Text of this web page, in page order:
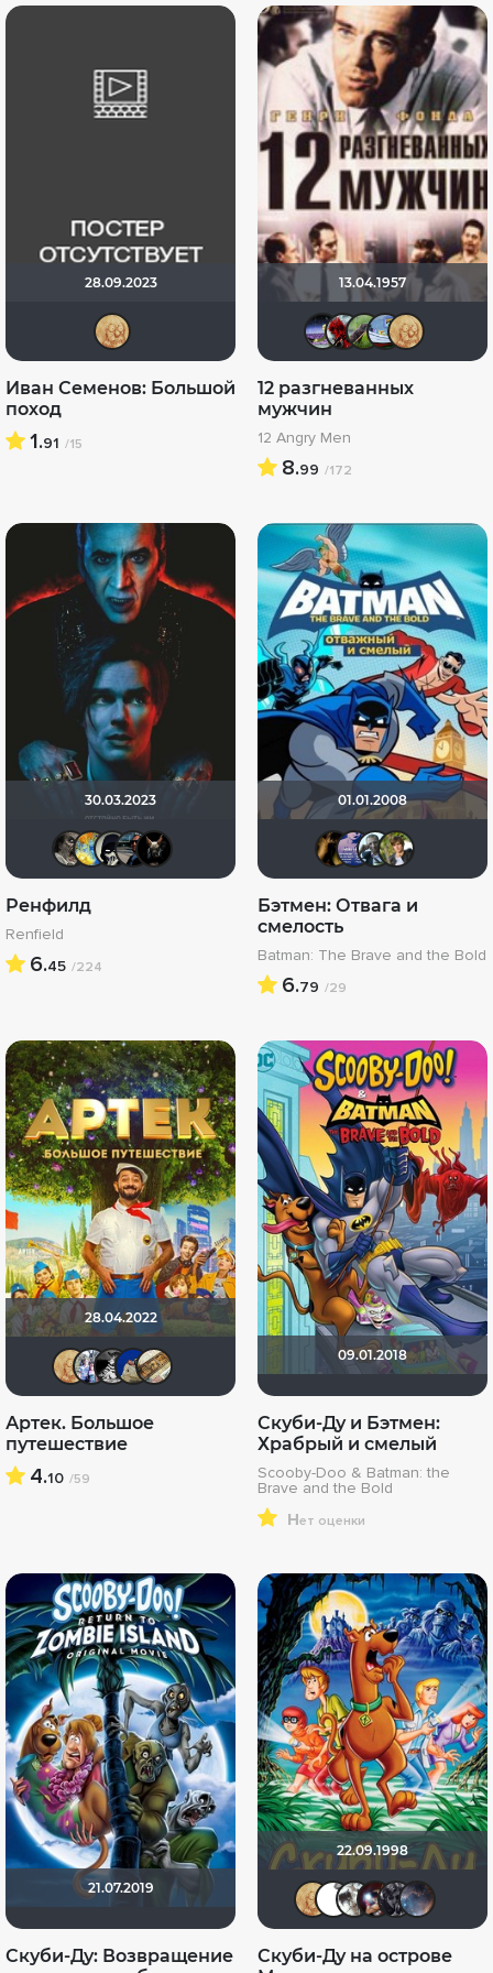
28.09.2023
Иван Семенов: Большой
поход
1.91 /15
13.04.1957
Доктор
12 разгневанных
мужчин
12 Angry Men
8.99 /172
30.03.2023
ReadyDeath
Ренфилд
Renfield
6.45 /224
01.01.2008
Бэтмен: Отвага и
смелость
Batman: The Brave and the Bold
6.79 /29
28.04.2022
ZOYBERG
Артек. Большое
путешествие
4.10 /59
09.01.2018
Скуби-Ду и Бэтмен:
Храбрый и смелый
Scooby-Doo & Batman: the
Brave and the Bold
нет оценки
21.07.2019
Скуби-Ду: Возвращение
22.09.1998
ZOYBERG
Berny
Скуби-Ду на острове